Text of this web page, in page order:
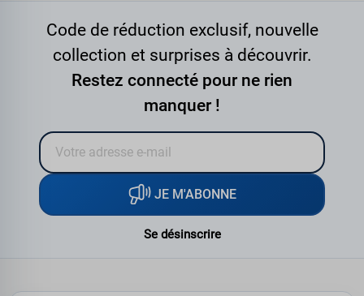
Code de réduction exclusif, nouvelle
collection et surprises à découvrir.
Restez connecté pour ne rien
manquer !
JE M'ABONNE
Se désinscrire